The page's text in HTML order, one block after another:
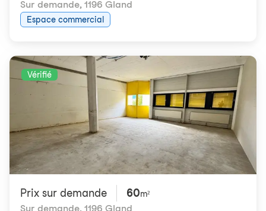
Sur demande, 1196 Gland
Espace commercial
Vérifié
Prix ​​sur demande 60m²
Sur demande, 1196 Gland